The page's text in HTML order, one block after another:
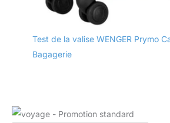
Test de la valise WENGER Prymo
Bagagerie